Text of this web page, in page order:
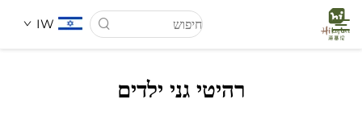
IW
רהיטי גני ילדים